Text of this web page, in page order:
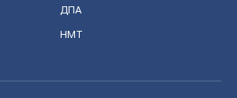
ДПА
НМТ